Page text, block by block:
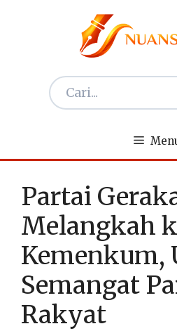
Partai
Melangkah
Kemenkum,
Semangat
Rakyat